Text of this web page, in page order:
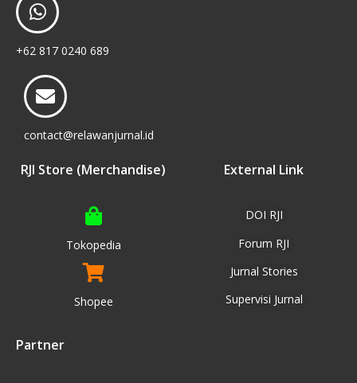
+62 817 0240 689
contact@relawanjurnal.id
RJI Store (Merchandise)
Tokopedia
Shopee
External Link
DOI RJI
Forum RJI
Jurnal Stories
Supervisi Jurnal
Partner